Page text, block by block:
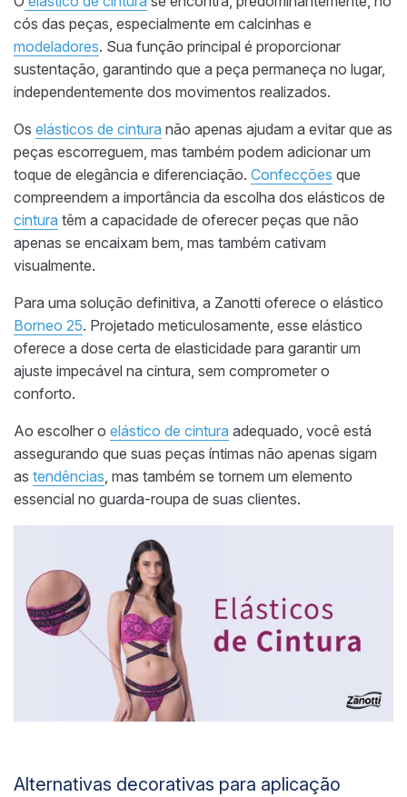
cós das peças, especialmente em calcinhas e
modeladores. Sua função principal é proporcionar
sustentação, garantindo que a peça permaneça no lugar,
independentemente dos movimentos realizados.
Os elásticos de cintura não apenas ajudam a evitar que as
peças escorreguem, mas também podem adicionar um
toque de elegância e diferenciação. Confecções que
compreendem a importância da escolha dos elásticos de
cintura têm a capacidade de oferecer peças que não
apenas se encaixam bem, mas também cativam
visualmente.
Para uma solução definitiva, a Zanotti oferece o elástico
Borneo 25. Projetado meticulosamente, esse elástico
oferece a dose certa de elasticidade para garantir um
ajuste impecável na cintura, sem comprometer o
conforto.
Ao escolher o elástico de cintura adequado, você está
assegurando que suas peças íntimas não apenas sigam
as tendências, mas também se tornem um elemento
essencial no guarda-roupa de suas clientes.
Alternativas decorativas para aplicação